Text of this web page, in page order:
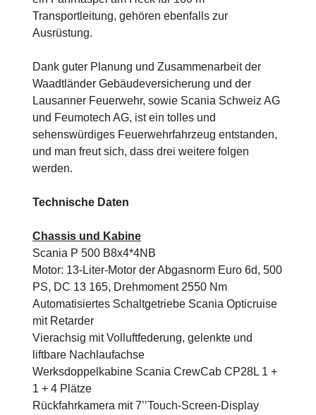
Transportleitung, gehören ebenfalls zur
Ausrüstung.
Dank guter Planung und Zusammenarbeit der
Waadtländer Gebäudeversicherung und der
Lausanner Feuerwehr, sowie Scania Schweiz AG
und Feumotech AG, ist ein tolles und
sehenswürdiges Feuerwehrfahrzeug entstanden,
und man freut sich, dass drei weitere folgen
werden.
Technische Daten
Chassis und Kabine
Scania P 500 B8x4*4NB
Motor: 13-Liter-Motor der Abgasnorm Euro 6d, 500
PS, DC 13 165, Drehmoment 2550 Nm
Automatisiertes Schaltgetriebe Scania Opticruise
mit Retarder
Vierachsig mit Volluftfederung, gelenkte und
liftbare Nachlaufachse
Werksdoppelkabine Scania CrewCab CP28L 1 +
1 + 4 Plätze
Rückfahrkamera mit 7’’Touch-Screen-Display